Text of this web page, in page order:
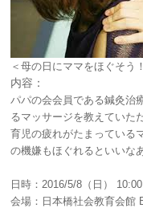
＜母の日にママをほぐそう
内容：
パパの会会員である鍼灸治
るマッサージを教えていた
育児の疲れがたまっている
の機嫌もほぐれるといいな
日時：2016/5/8（日）
会場：日本橋社会教育会館